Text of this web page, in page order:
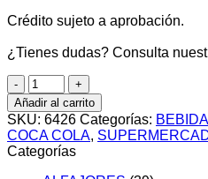
Crédito sujeto a aprobación.
¿Tienes dudas? Consulta
PACK
COCA
COLA
ZERO
6
Añadir al carrito
SKU: 6426 Categorías:
COCA COLA,
Categorías